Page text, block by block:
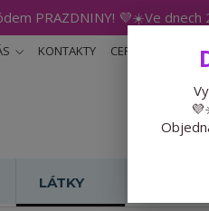
PRAZDNINY! 💜☀️Ve
KONTAKTY CERTIFIKÁTY
LÁTKY